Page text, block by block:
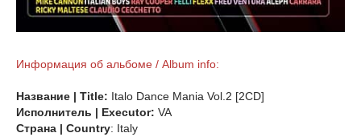
Информация об альбоме / Album info:
Название | Title: Italo Dance Mania Vol.2 [2CD]
Исполнитель | Executor: VA
Страна | Country: Italy